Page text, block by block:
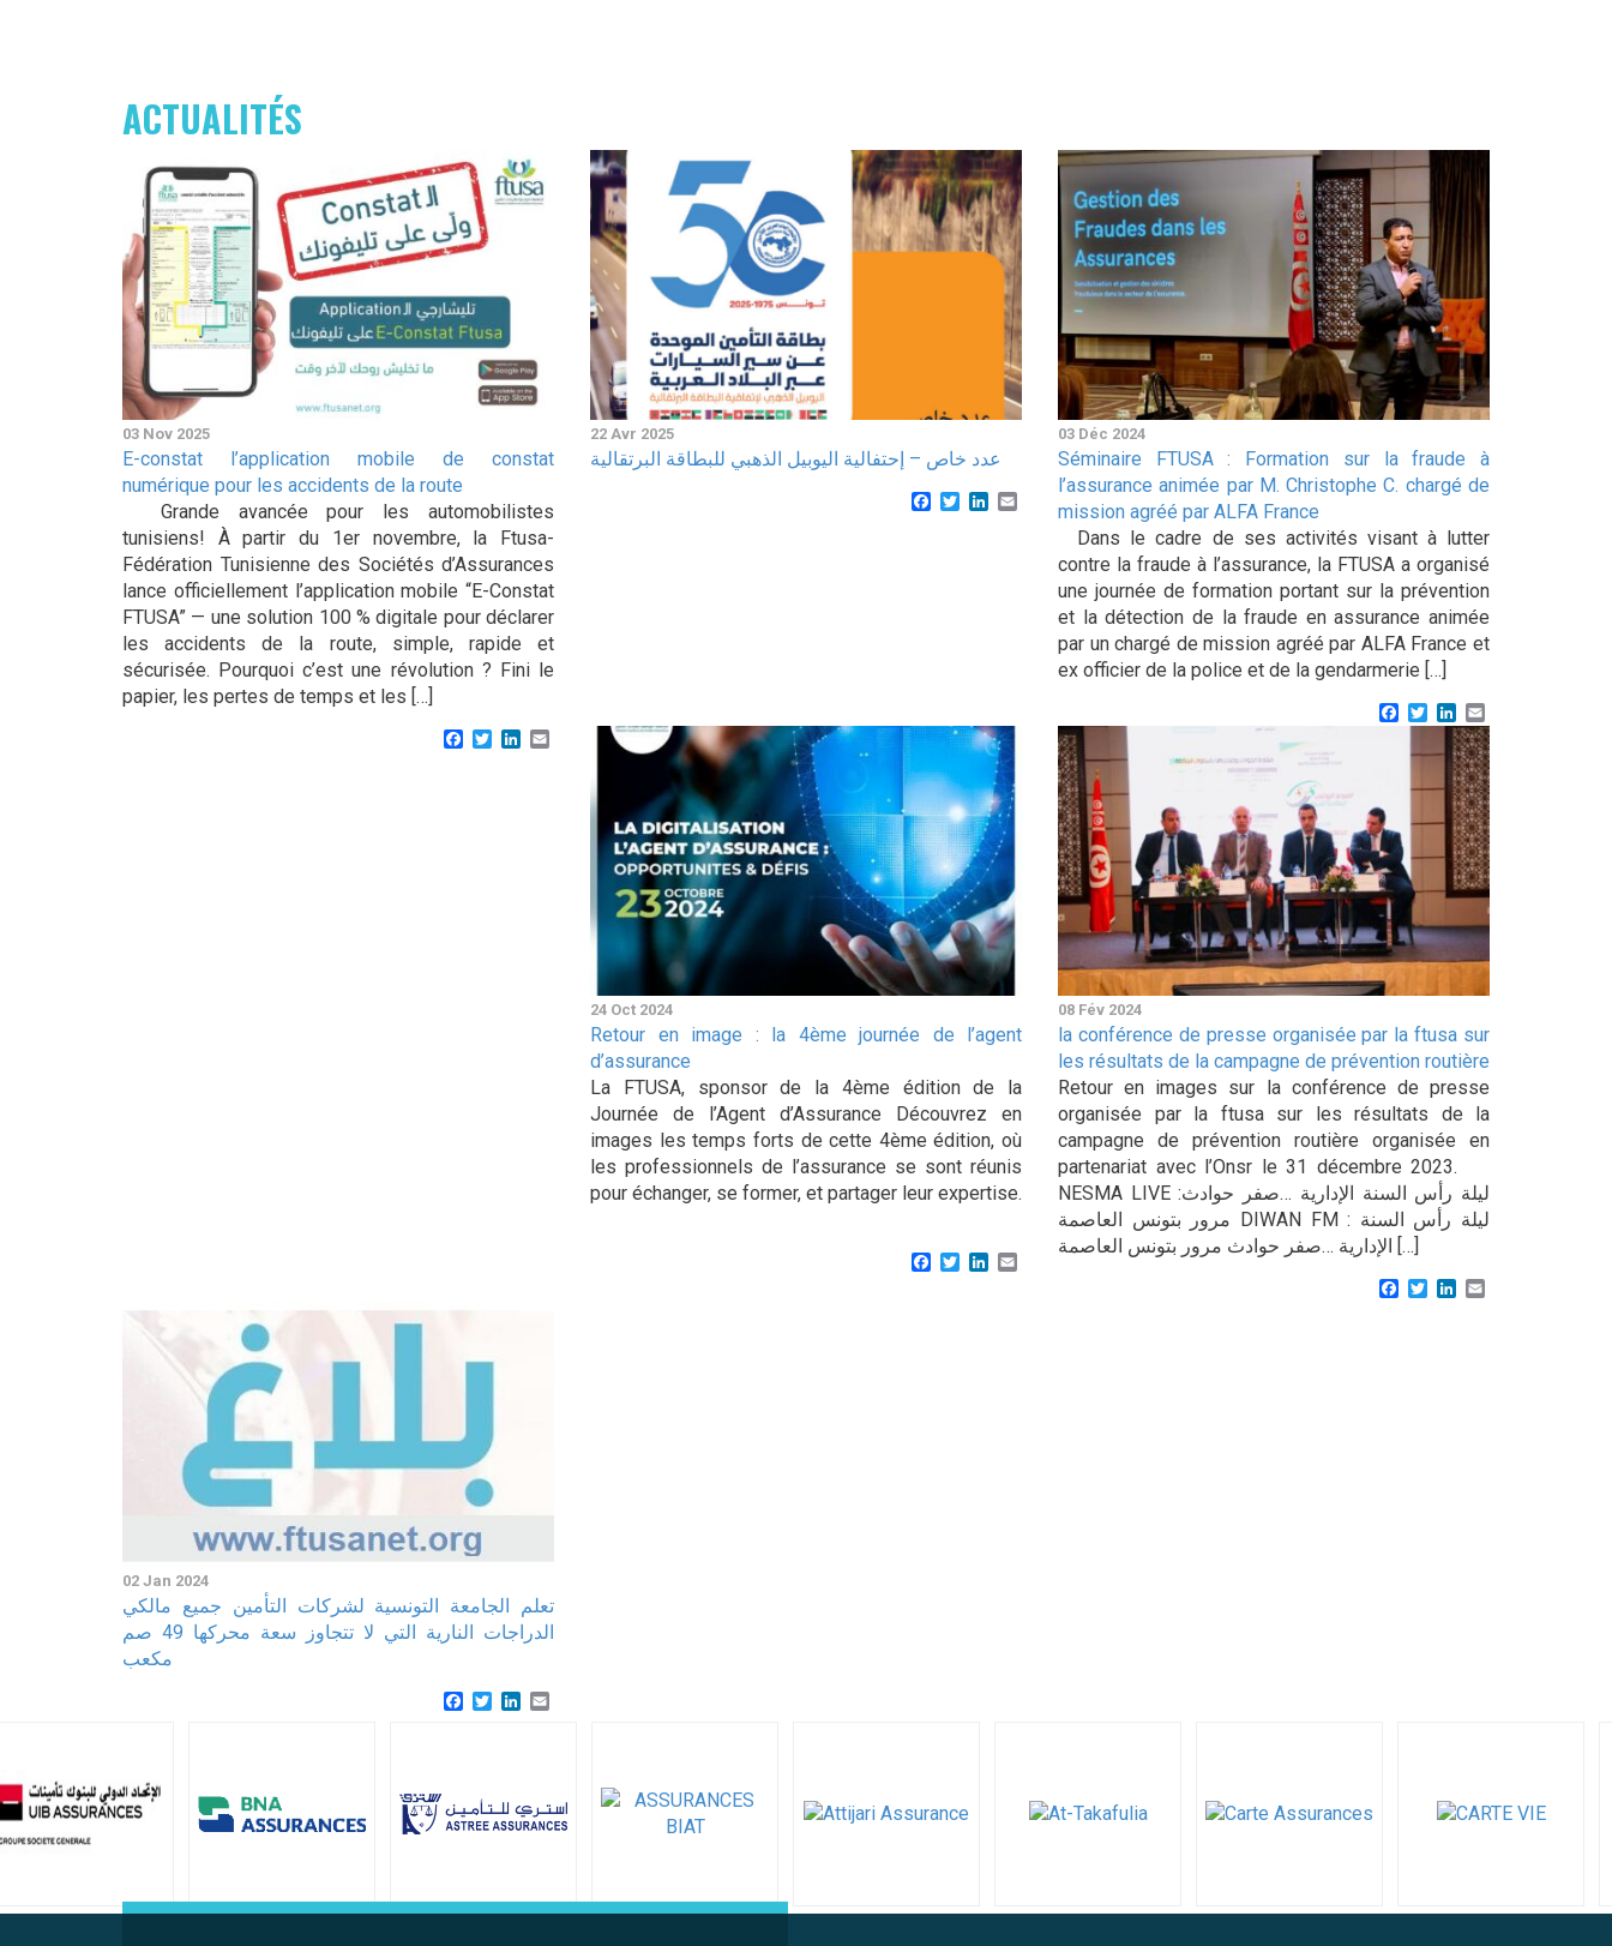
ACTUALITÉS
03 Nov 2025
E-constat l’application mobile de constat
numérique pour les accidents de la route
Grande avancée pour les automobilistes
tunisiens! À partir du 1er novembre, la Ftusa-
Fédération Tunisienne des Sociétés d’Assurances
lance officiellement l’application mobile “E-Constat
FTUSA” — une solution 100 % digitale pour déclarer
les accidents de la route, simple, rapide et
sécurisée. Pourquoi c’est une révolution ? Fini le
papier, les pertes de temps et les […]
Facebook
TwitterLinkedIn
22 Avr 2025
عدد خاص – إحتفالية اليوبيل الذهبي للبطاقة البرتقالية
Facebook
TwitterLinkedIn
03 Déc 2024
Séminaire FTUSA : Formation sur la fraude à
l’assurance animée par M. Christophe C. chargé de
mission agréé par ALFA France
Dans le cadre de ses activités visant à lutter
contre la fraude à l’assurance, la FTUSA a organisé
une journée de formation portant sur la prévention
et la détection de la fraude en assurance animée
par un chargé de mission agréé par ALFA France et
ex officier de la police et de la gendarmerie […]
Facebook
TwitterLinkedIn
24 Oct 2024
Retour en image : la 4ème journée de l’agent
d’assurance
La FTUSA, sponsor de la 4ème édition de la
Journée de l’Agent d’Assurance Découvrez en
images les temps forts de cette 4ème édition, où
les professionnels de l’assurance se sont réunis
pour échanger, se former, et partager leur expertise.
Facebook
TwitterLinkedIn
08 Fév 2024
la conférence de presse organisée par la ftusa sur
les résultats de la campagne de prévention routière
Retour en images sur la conférence de presse
organisée par la ftusa sur les résultats de la
campagne de prévention routière organisée en
partenariat avec l’Onsr le 31 décembre 2023.
NESMA LIVE :ليلة رأس السنة الإدارية …صفر حوادث
مرور بتونس العاصمة DIWAN FM : ليلة رأس السنة
الإدارية …صفر حوادث مرور بتونس العاصمة […]
Facebook
TwitterLinkedIn
02 Jan 2024
تعلم الجامعة التونسية لشركات التأمين جميع مالكي
الدراجات النارية التي لا تتجاوز سعة محركها 49 صم
مكعب
Facebook
TwitterLinkedIn